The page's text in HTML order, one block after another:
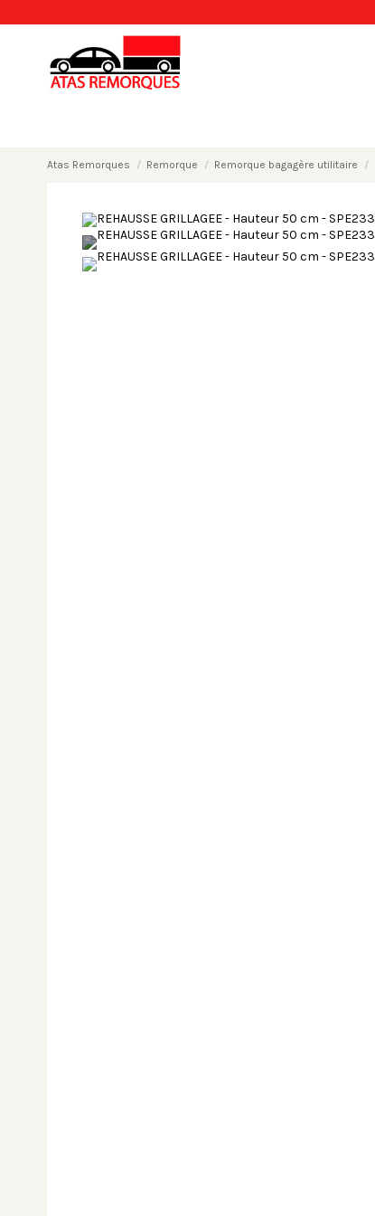
Atas Remorques Remorque Remorque bagagère utilitaire